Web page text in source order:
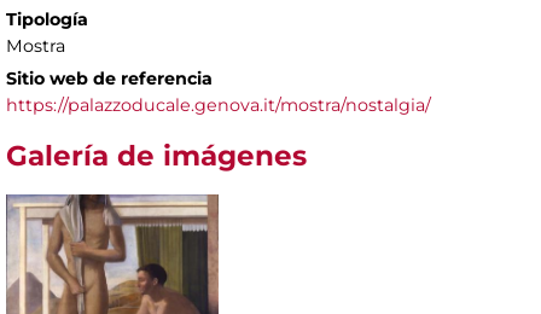
Tipología
Mostra
Sitio web de referencia
https://palazzoducale.genova.it/mostra/nostalgia/
Galería de imágenes